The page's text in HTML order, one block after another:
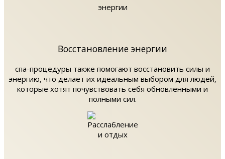
Восстановление энергии
спа-процедуры также помогают восстановить силы и
энергию, что делает их идеальным выбором для людей,
которые хотят почувствовать себя обновленными и
полными сил.